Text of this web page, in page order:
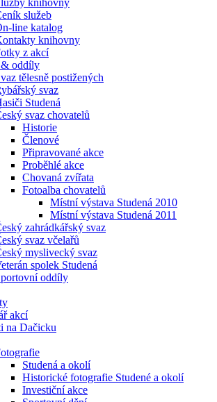
knihovny
služeb
line katalog
knihovny
z akcí
oddíly
tělesně postižených
svaz
Studená
svaz chovatelů
Historie
Členové
Připravované akce
Proběhlé akce
Chovaná zvířata
Fotoalba chovatelů
Místní výstava Studená 2010
Místní výstava Studená 2011
zahrádkářský svaz
svaz včelařů
myslivecký svaz
spolek Studená
oddíly
akcí
na Dačicku
Studená a okolí
Historické fotografie Studené a okolí
Investiční akce